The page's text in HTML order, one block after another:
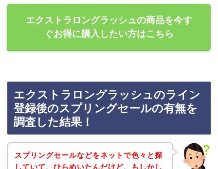
エクストラロングラッシュの商品を今す
ぐお得に購入したい方はこちら
エクストラロングラッシュのライン
登録後のスプリングセールの有無を
調査した結果！
スプリングセールなどをネットで色々と探
していて、ひらめいたんだけど、もしかし